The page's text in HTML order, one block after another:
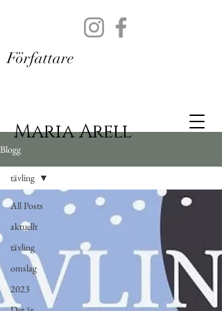
Maria Arell
Författare
Blogg
All Posts
aktuellt
tävling
omslag
2023
tävling